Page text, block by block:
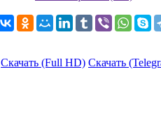
Скачать (Full HD) Скачать